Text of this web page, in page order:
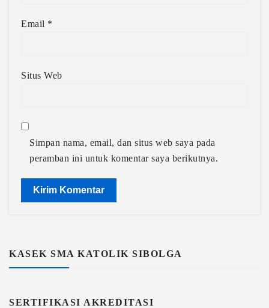
Email *
Situs Web
Simpan nama, email, dan situs web saya pada
peramban ini untuk komentar saya berikutnya.
KASEK SMA KATOLIK SIBOLGA
SERTIFIKASI AKREDITASI